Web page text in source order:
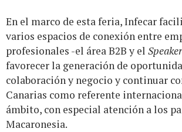
En el marco de esta feria, Infecar
varios espacios de conexión entre
profesionales -el área B2B y el
favorecer la generación de
colaboración y negocio y continuar
Canarias como referente
ámbito, con especial atención a los
Macaronesia.